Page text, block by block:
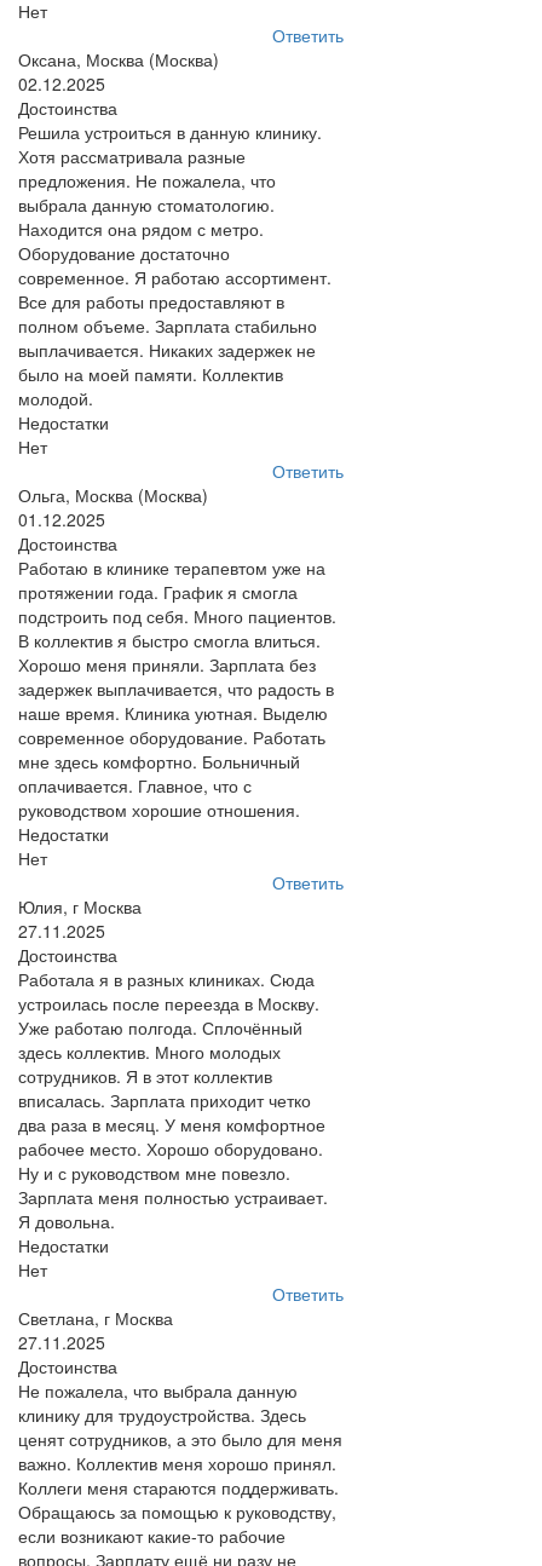
Нет
Ответить
Оксана, Москва (Москва)
02.12.2025
Достоинства
Решила устроиться в данную клинику.
Хотя рассматривала разные
предложения. Не пожалела, что
выбрала данную стоматологию.
Находится она рядом с метро.
Оборудование достаточно
современное. Я работаю ассортимент.
Все для работы предоставляют в
полном объеме. Зарплата стабильно
выплачивается. Никаких задержек не
было на моей памяти. Коллектив
молодой.
Недостатки
Нет
Ответить
Ольга, Москва (Москва)
01.12.2025
Достоинства
Работаю в клинике терапевтом уже на
протяжении года. График я смогла
подстроить под себя. Много пациентов.
В коллектив я быстро смогла влиться.
Хорошо меня приняли. Зарплата без
задержек выплачивается, что радость в
наше время. Клиника уютная. Выделю
современное оборудование. Работать
мне здесь комфортно. Больничный
оплачивается. Главное, что с
руководством хорошие отношения.
Недостатки
Нет
Ответить
Юлия, г Москва
27.11.2025
Достоинства
Работала я в разных клиниках. Сюда
устроилась после переезда в Москву.
Уже работаю полгода. Сплочённый
здесь коллектив. Много молодых
сотрудников. Я в этот коллектив
вписалась. Зарплата приходит четко
два раза в месяц. У меня комфортное
рабочее место. Хорошо оборудовано.
Ну и с руководством мне повезло.
Зарплата меня полностью устраивает.
Я довольна.
Недостатки
Нет
Ответить
Светлана, г Москва
27.11.2025
Достоинства
Не пожалела, что выбрала данную
клинику для трудоустройства. Здесь
ценят сотрудников, а это было для меня
важно. Коллектив меня хорошо принял.
Коллеги меня стараются поддерживать.
Обращаюсь за помощью к руководству,
если возникают какие-то рабочие
вопросы. Зарплату ещё ни разу не